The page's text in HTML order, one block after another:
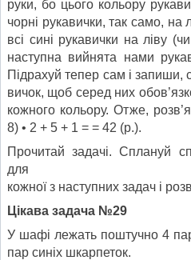
руки, бо цього кольору
чорні рукавички, так само, на
всі сині рукавички на ліву
наступна вийнята нами
Підрахуй тепер сам і запиши,
вичок, щоб серед них
кожного кольору. Отже,
8) • 2 + 5 + 1 = = 42 (р.).
Прочитай задачі. Сплануй
для
кожної з наступних задач і
Цікава задача №29
У шафі лежать поштучно 4
пар синіх шкарпеток.